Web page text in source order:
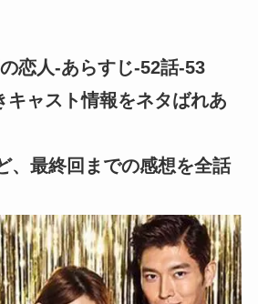
恋人-あらすじ-52話-53
キャスト情報をネタばれあ
、最終回までの感想を全話